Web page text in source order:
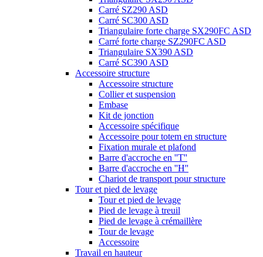
Carré SZ290 ASD
Carré SC300 ASD
Triangulaire forte charge SX290FC ASD
Carré forte charge SZ290FC ASD
Triangulaire SX390 ASD
Carré SC390 ASD
Accessoire structure
Accessoire structure
Collier et suspension
Embase
Kit de jonction
Accessoire spécifique
Accessoire pour totem en structure
Fixation murale et plafond
Barre d'accroche en ''T''
Barre d'accroche en ''H''
Chariot de transport pour structure
Tour et pied de levage
Tour et pied de levage
Pied de levage à treuil
Pied de levage à crémaillère
Tour de levage
Accessoire
Travail en hauteur